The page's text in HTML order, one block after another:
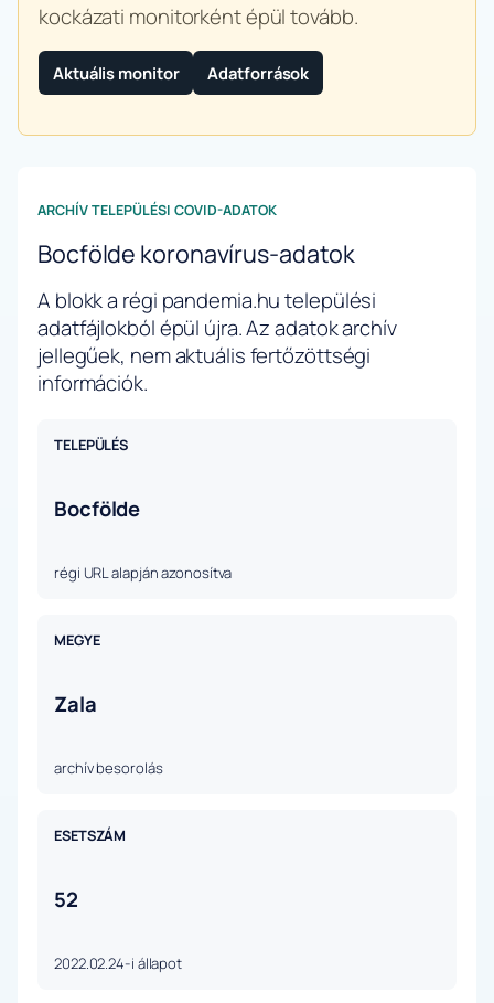
kockázati monitorként épül tovább.
Aktuális monitor Adatforrások
ARCHÍV TELEPÜLÉSI COVID-ADATOK
Bocfölde koronavírus-adatok
A blokk a régi pandemia.hu települési
adatfájlokból épül újra. Az adatok archív
jellegűek, nem aktuális fertőzöttségi
információk.
TELEPÜLÉS
Bocfölde
régi URL alapján azonosítva
MEGYE
Zala
archív besorolás
ESETSZÁM
52
2022.02.24-i állapot